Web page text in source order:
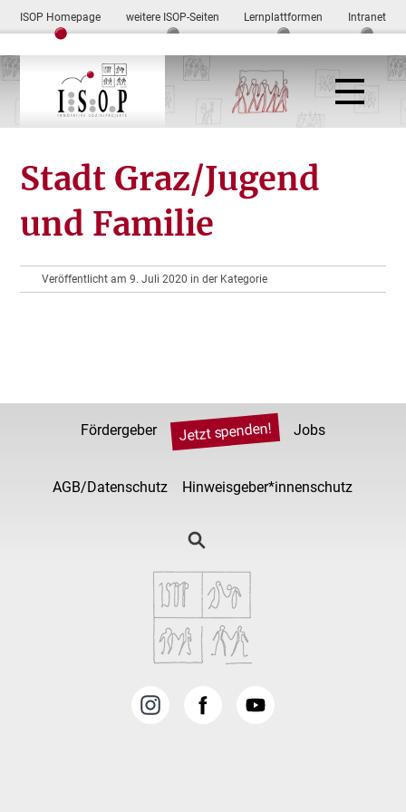
ISOP Homepage weitere ISOP-Seiten Lernplattformen Intranet
Stadt Graz/Jugend
und Familie
Veröffentlicht am 9. Juli 2020 in der Kategorie
Fördergeber Jetzt spenden! Jobs
AGB/Datenschutz Hinweisgeber*innenschutz